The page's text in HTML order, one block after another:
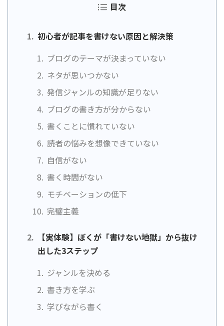
目次
初心者が記事を書けない原因と解決策
ブログのテーマが決まっていない
ネタが思いつかない
発信ジャンルの知識が足りない
ブログの書き方が分からない
書くことに慣れていない
読者の悩みを想像できていない
自信がない
書く時間がない
モチベーションの低下
完璧主義
【実体験】ぼくが「書けない地獄」から抜け
出した3ステップ
ジャンルを決める
書き方を学ぶ
学びながら書く